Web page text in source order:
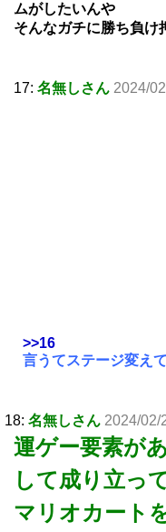
ムがしたいんや
そんなガチに勝ち負け
17: 名無しさん 2024/
>>16
言うてステージ変え
18: 名無しさん 2024/02/
運ゲー要素が
して成り立っ
マリオカート